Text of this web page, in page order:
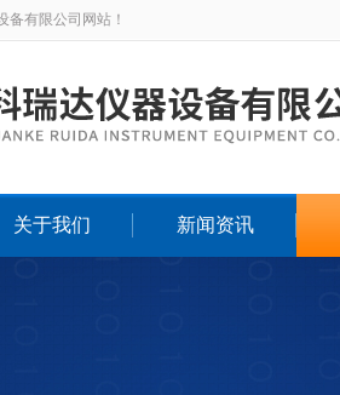
备有限公司网站！
关于我们 新闻资讯